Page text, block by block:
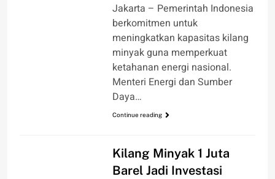
Jakarta – Pemerintah Indonesia
berkomitmen untuk
meningkatkan kapasitas kilang
minyak guna memperkuat
ketahanan energi nasional.
Menteri Energi dan Sumber
Daya…
Continue reading
Kilang Minyak 1 Juta
Barel Jadi Investasi